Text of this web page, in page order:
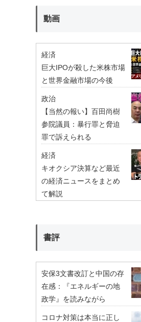
動画
経済
巨大IPOが殺した米株市場
と世界金融市場の今後
政治
【当然の報い】百田尚樹
参院議員：暴行罪と脅迫
罪で訴えられる
経済
キオクシア決算など最近
の経済ニュースをまとめ
て解説
書評
安保3文書改訂と中国の存
在感：『エネルギーの地
政学』を読みながら
コロナ対策は本当に正し